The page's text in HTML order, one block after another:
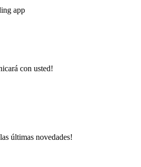
app
con usted!
últimas novedades!